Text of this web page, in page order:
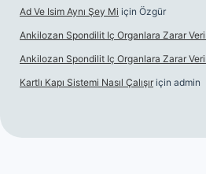
Ad Ve Isim Aynı Şey Mi için Özgür
Ankilozan Spondilit Iç Organlara Zarar
Ankilozan Spondilit Iç Organlara Zarar
Kartlı Kapı Sistemi Nasıl Çalışır için admin